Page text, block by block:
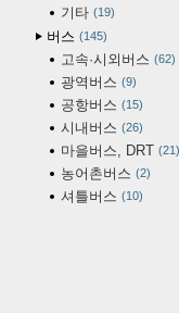
기타 19
버스 145
고속·시외버스 62
광역버스 9
공항버스 15
시내버스 26
마을버스, DRT 21
농어촌버스 2
셔틀버스 10